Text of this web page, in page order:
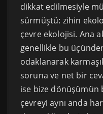
dikkat edilmesiyle
sürmüştü: zihin
çevre ekolojisi. Ana
genellikle bu
odaklanarak
soruna ve net bir
ise bize dönüşümün
çevreyi aynı anda